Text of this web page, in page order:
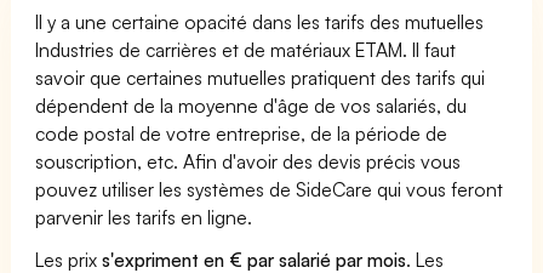
Il y a une certaine opacité dans les tarifs des mutuelles
Industries de carrières et de matériaux ETAM. Il faut
savoir que certaines mutuelles pratiquent des tarifs qui
dépendent de la moyenne d'âge de vos salariés, du
code postal de votre entreprise, de la période de
souscription, etc. Afin d'avoir des devis précis vous
pouvez utiliser les systèmes de SideCare qui vous feront
parvenir les tarifs en ligne.
Les prixs'expriment en € par salarié par mois. Les